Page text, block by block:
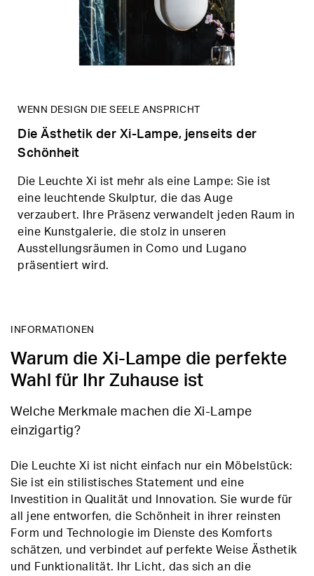
WENN DESIGN DIE SEELE ANSPRICHT
Die Ästhetik der Xi-Lampe, jenseits der
Schönheit
Die Leuchte Xi ist mehr als eine Lampe: Sie ist
eine leuchtende Skulptur, die das Auge
verzaubert. Ihre Präsenz verwandelt jeden Raum in
eine Kunstgalerie, die stolz in unseren
Ausstellungsräumen in Como und Lugano
präsentiert wird.
INFORMATIONEN
Warum die Xi-Lampe die perfekte
Wahl für Ihr Zuhause ist
Welche Merkmale machen die Xi-Lampe
einzigartig?
Die Leuchte Xi ist nicht einfach nur ein Möbelstück:
Sie ist ein stilistisches Statement und eine
Investition in Qualität und Innovation. Sie wurde für
all jene entworfen, die Schönheit in ihrer reinsten
Form und Technologie im Dienste des Komforts
schätzen, und verbindet auf perfekte Weise Ästhetik
und Funktionalität. Ihr Licht, das sich an die